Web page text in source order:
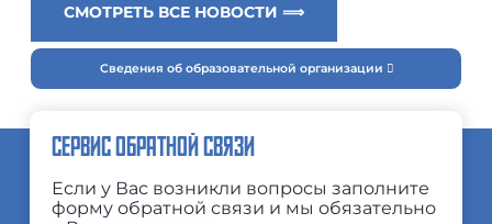
СМОТРЕТЬ ВСЕ НОВОСТИ ⟹
Сведения об образовательной организации
СЕРВИС ОБРАТНОЙ СВЯЗИ
Если у Вас возникли вопросы заполните
форму обратной связи и мы обязательно